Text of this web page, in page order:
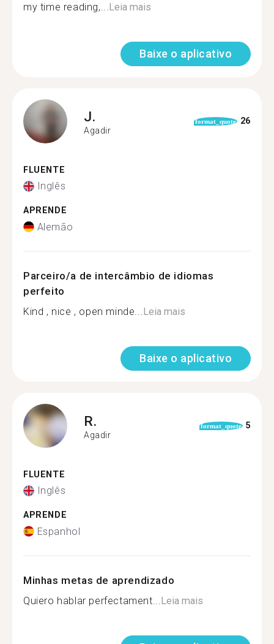
my time reading,... Leia mais
Baixe o aplicativo
J.
Agadir
format_quote 26
FLUENTE
Inglês
APRENDE
Alemão
Parceiro/a de intercâmbio de idiomas
perfeito
Kind , nice , open minde... Leia mais
Baixe o aplicativo
R.
Agadir
format_quote 5
FLUENTE
Inglês
APRENDE
Espanhol
Minhas metas de aprendizado
Quiero hablar perfectament... Leia mais